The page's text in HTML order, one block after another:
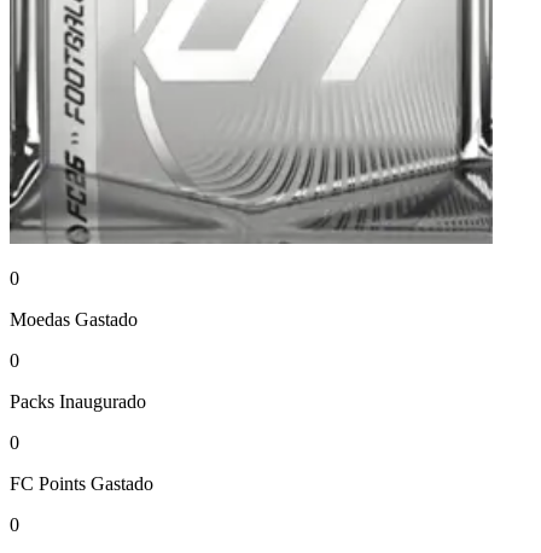
0
Moedas Gastado
0
Packs Inaugurado
0
FC Points Gastado
0